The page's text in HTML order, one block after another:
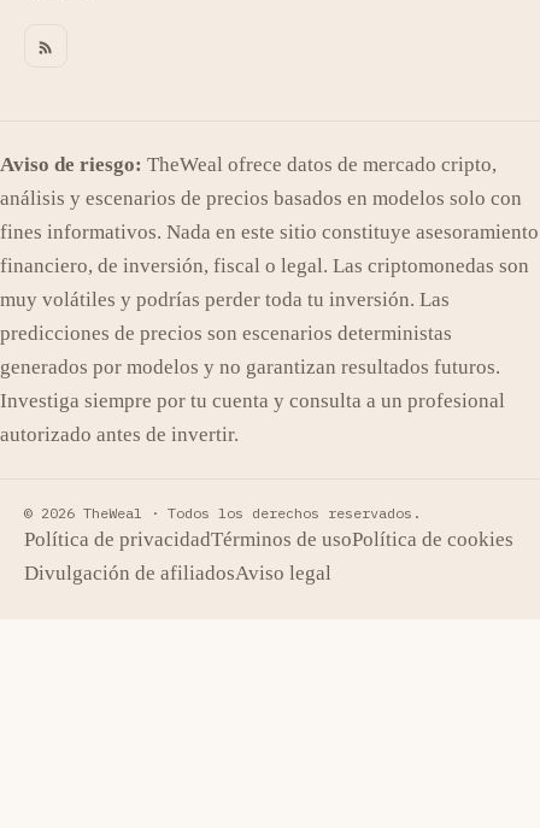
Aviso de riesgo: TheWeal ofrece datos de mercado cripto,
análisis y escenarios de precios basados en modelos solo con
fines informativos. Nada en este sitio constituye asesoramiento
financiero, de inversión, fiscal o legal. Las criptomonedas son
muy volátiles y podrías perder toda tu inversión. Las
predicciones de precios son escenarios deterministas
generados por modelos y no garantizan resultados futuros.
Investiga siempre por tu cuenta y consulta a un profesional
autorizado antes de invertir.
© 2026 TheWeal · Todos los derechos reservados.
Política de privacidadTérminos de usoPolítica de cookies
Divulgación de afiliadosAviso legal